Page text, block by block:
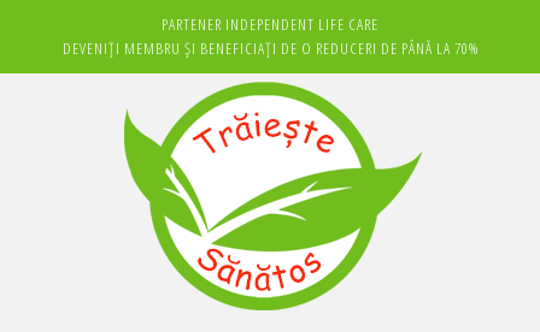
conținut
PARTENER INDEPENDENT LIFE CARE
DEVENIȚI MEMBRU ȘI BENEFICIAȚI DE O REDUCERI DE PÂNĂ LA 70%